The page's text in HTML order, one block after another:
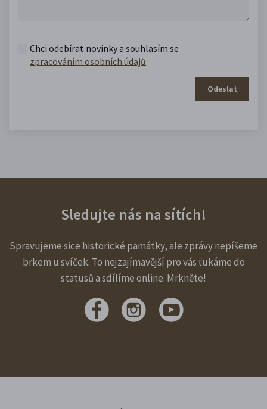
Chci odebírat novinky a souhlasím se
zpracováním osobních údajů.
Odeslat
Sledujte nás na sítích!
Spravujeme sice historické památky, ale zprávy nepíšeme
brkem u svíček. To nejzajímavější pro vás ťukáme do
statusů a sdílíme online. Mrkněte!